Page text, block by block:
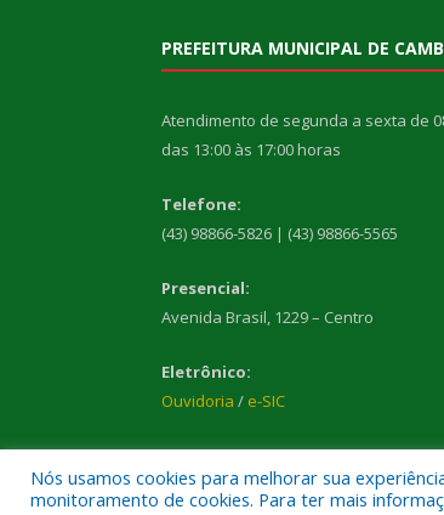
PREFEITURA MUNICIPAL DE
Atendimento de segunda a sexta de
das 13:00 às 17:00 horas
Telefone:
(43) 98866-5826 | (43) 98866-5565
Presencial:
Avenida Brasil, 1229 – Centro
Eletrônico:
Ouvidoria / e-SIC
Nós usamos cookies para melhorar sua
monitoramento de cookies. Para ter mais